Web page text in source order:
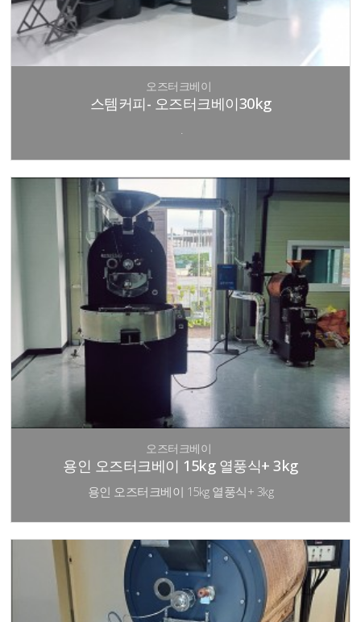
오즈터크베이
스템커피- 오즈터크베이30kg
.
오즈터크베이
용인 오즈터크베이 15kg 열풍식+ 3kg
용인 오즈터크베이 15kg 열풍식+ 3kg